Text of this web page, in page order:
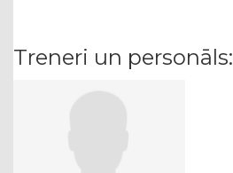
Treneri un personāls: